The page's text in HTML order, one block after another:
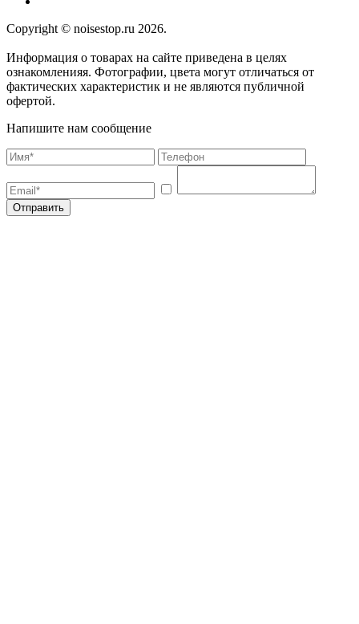
Copyright © noisestop.ru 2026.
Информация о товарах на сайте приведена в целях
ознакомленияя. Фотографии, цвета могут отличаться от
фактических характеристик и не являются публичной
офертой.
Напишите нам сообщение
Отправить